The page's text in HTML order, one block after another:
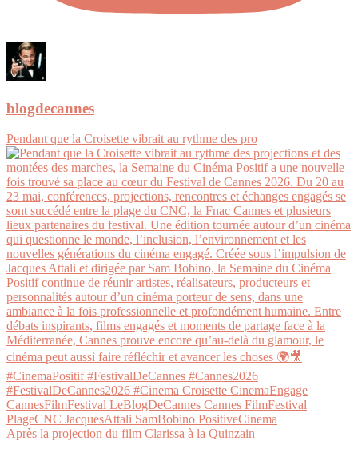
blogdecannes
Pendant que la Croisette vibrait au rythme des pro
Après la projection du film Clarissa à la Quinzain